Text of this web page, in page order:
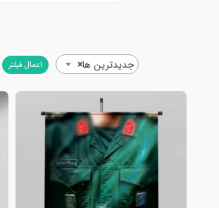
×جدیدترین ها اعمال فیلتر